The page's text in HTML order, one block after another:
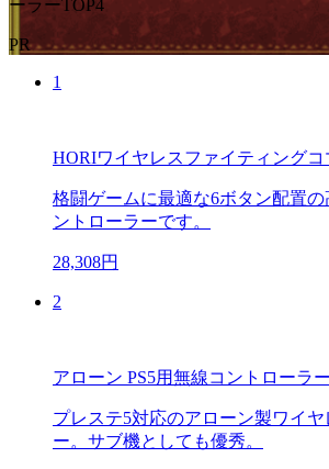
ーラーTOP4
PR
1
HORIワイヤレスファイティングコ
格闘ゲームに最適な6ボタン配置
ントローラーです。
28,308円
2
アローン PS5用無線コントローラー
プレステ5対応のアローン製ワイ
ー。サブ機としても優秀。